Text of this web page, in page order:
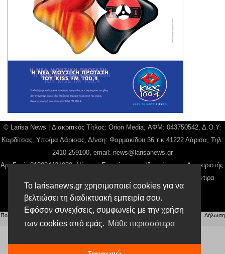
Το larisanews.gr χρησιμοποιεί cookies για να
βελτιώσει τη διαδικτυακή εμπειρία σου.
Εφόσον συνεχίσεις, συμφωνείς με την χρήση
των cookies από εμάς. Μάθε περισσότερα
© Larisa News | Διακριτικός Τίτλος: Orion Media, ΑΦΜ: 043750542, Δ.Ο.Υ:
Καρδίτσας, Υπο/μα Λάρισας, Δ/νση: Φαρμακίδου 36 τ.κ 41222 Λάρισα, Τηλ:
2410 259100, email: news@larisanews.gr
Αρ. Γεμή: 018804431000, Νόμιμος Εκπρόσωπος, Ιδιοκτήτης και Διαχειριστής:
Παναγιώτης Φιλίππου, Διευθύντρια: Γιαννουσά Βασιλική, Διευθύντιρα
Σύνταξης: Μπαλαμπάνη Βασιλική.
Δικαιούχος domain name Παναγιώτης Φιλίππου
Πολιτική Απορρήτου Αίτηση Διαχείρισης Προσωπικών Δεδομένων |Όροι χρήσης
Δήλωση
Συμμόρφωσης